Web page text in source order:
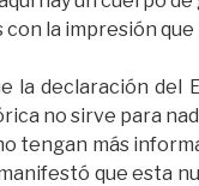
la impresión
la declaración del
no sirve para
tengan más
que esta